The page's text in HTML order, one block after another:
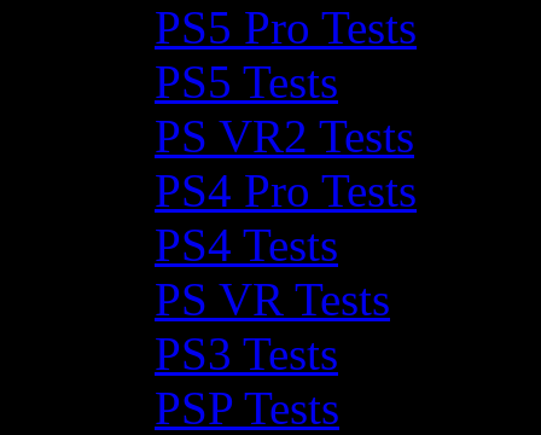
PS5 Pro Tests
PS5 Tests
PS VR2 Tests
PS4 Pro Tests
PS4 Tests
PS VR Tests
PS3 Tests
PSP Tests